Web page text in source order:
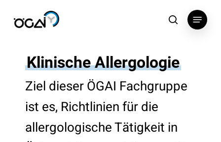
search
Menu
Klinische Allergologie
Ziel dieser ÖGAI Fachgruppe
ist es, Richtlinien für die
allergologische Tätigkeit in